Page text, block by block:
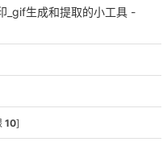
_gif生成和提取的小工具 -
10]